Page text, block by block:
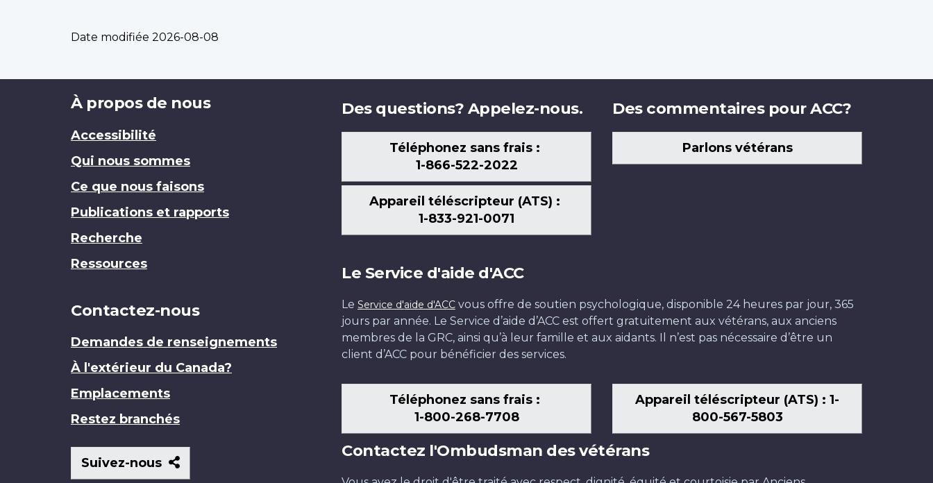
Date modifiée 2026-08-08
Brand
À propos de nous
Accessibilité
Qui nous sommes
Ce que nous faisons
Publications et rapports
Recherche
Ressources
Contactez-nous
Demandes de renseignements
À l'extérieur du Canada?
Emplacements
Restez branchés
Suivez-nous
Suivez-
nous
Des questions? Appelez-nous.
Téléphonez sans frais :
1-866-522-2022
Appareil téléscripteur (ATS) :
1-833-921-0071
Des commentaires pour ACC?
Parlons vétérans
Le Service d'aide d'ACC
Le Service d'aide d'ACC vous offre de soutien psychologique, disponible 24 heures par jour, 365
jours par année. Le Service d’aide d’ACC est offert gratuitement aux vétérans, aux anciens
membres de la GRC, ainsi qu’à leur famille et aux aidants. Il n’est pas nécessaire d’être un
client d’ACC pour bénéficier des services.
Téléphonez sans frais :
1-800-268-7708
Appareil téléscripteur (ATS) : 1-
800-567-5803
Contactez l'Ombudsman des vétérans